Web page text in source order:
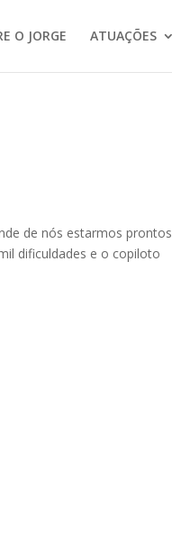
O JORGE ATUAÇÕES
de nós estarmos prontos
dificuldades e o copiloto